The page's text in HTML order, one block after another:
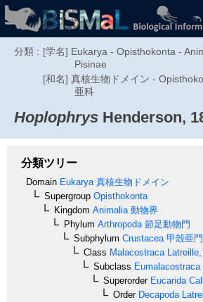
分類 : [学名] Eukarya - Opisthokonta -
Pisinae
[和名] 真核生物ドメイン -
亜科
Hoplophrys Henderson,
分類ツリー
Domain Eukarya 真核生物ドメイン
Supergroup Opisthokonta
Kingdom Animalia 動物界
Phylum Arthropoda 節足動物門
Subphylum Crustacea 甲殻亜門
Class Malacostraca
Subclass Eumalacostraca
SuperorderEucarida
OrderDecapoda